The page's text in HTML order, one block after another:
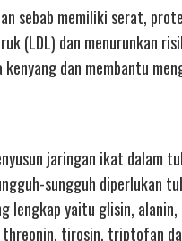
sebab memiliki serat,
(LDL) dan menurunkan
dan membantu
jaringan ikat dalam
sungguh diperlukan
lengkap yaitu glisin,
tirosin, triptofan